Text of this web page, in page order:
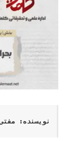
نویسنده: